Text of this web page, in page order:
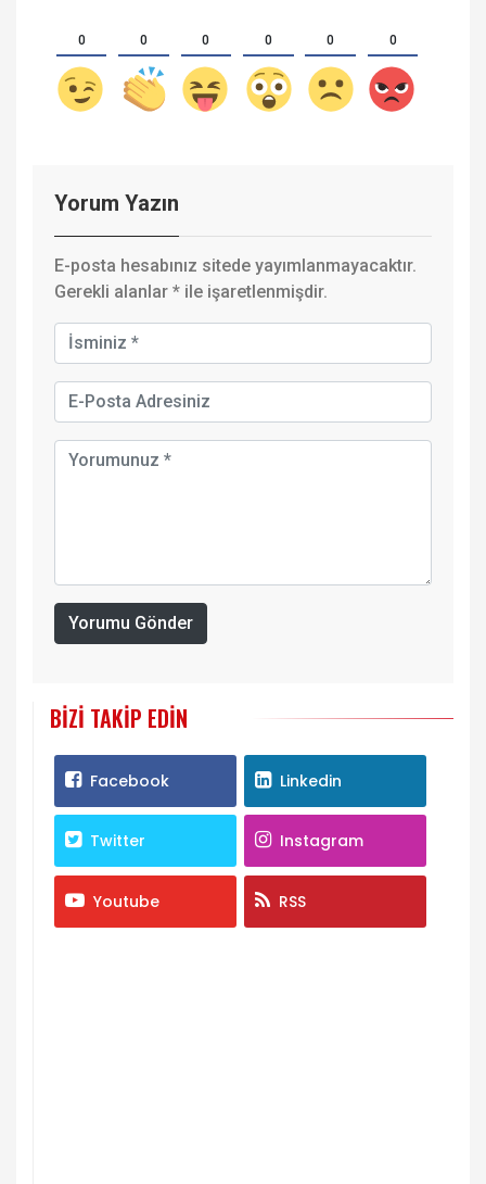
0 0 0 0 0 0
Yorum Yazın
E-posta hesabınız sitede yayımlanmayacaktır.
Gerekli alanlar * ile işaretlenmişdir.
Yorumu Gönder
BIZI TAKIP EDIN
Facebook Linkedin
Twitter Instagram
Youtube RSS